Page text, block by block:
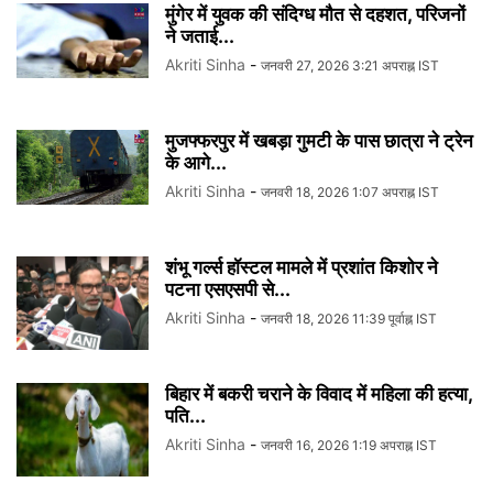
मुंगेर में युवक की संदिग्ध मौत से दहशत, परिजनों
ने जताई...
Akriti Sinha - जनवरी 27, 2026 3:21 अपराह्न IST
मुजफ्फरपुर में खबड़ा गुमटी के पास छात्रा ने ट्रेन
के आगे...
Akriti Sinha - जनवरी 18, 2026 1:07 अपराह्न IST
शंभू गर्ल्स हॉस्टल मामले में प्रशांत किशोर ने
पटना एसएसपी से...
Akriti Sinha - जनवरी 18, 2026 11:39 पूर्वाह्न IST
बिहार में बकरी चराने के विवाद में महिला की हत्या,
पति...
Akriti Sinha - जनवरी 16, 2026 1:19 अपराह्न IST